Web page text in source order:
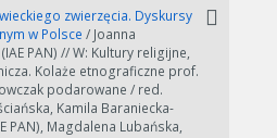
zwierzęcia. Dyskursy
w Polsce / Joanna
PAN) // W: Kultury religijne,
Kolaże etnograficzne prof.
podarowane / red.
Kamila Baraniecka-
PAN), Magdalena Lubańska,